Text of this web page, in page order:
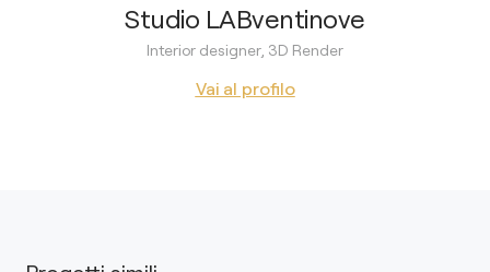
Studio LABventinove
Interior designer, 3D Render
Vai al profilo